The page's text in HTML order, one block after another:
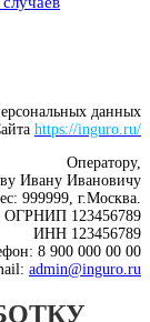
данных
https://inguro.ru/
Оператору,
Ивану Ивановичу
999999, г.Москва.
ОГРНИП 123456789
ИНН 123456789
8 900 000 00 00
admin@inguro.ru